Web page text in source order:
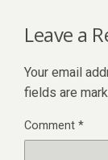
Leave a
Your email
fields are
Comment*